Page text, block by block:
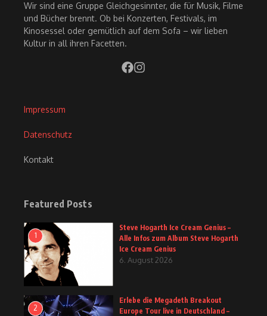
Wir sind eine Gruppe Gleichgesinnter, die für Musik, Filme
und Bücher brennt. Ob bei Konzerten, Festivals, im
Kinosessel oder gemütlich auf dem Sofa – wir lieben
Kultur in all ihren Facetten.
Impressum
Datenschutz
Kontakt
Featured Posts
1
Steve Hogarth Ice Cream Genius –
Alle Infos zum Album Steve Hogarth
Ice Cream Genius
6. August 2026
2
Erlebe die Megadeth Breakout
Europe Tour live in Deutschland –